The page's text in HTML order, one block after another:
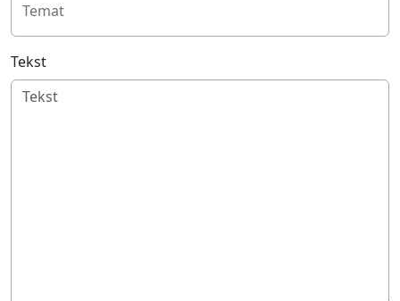
Temat
Tekst